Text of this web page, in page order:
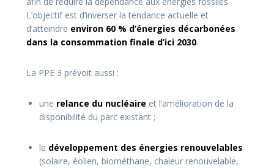
L’objectif est d’inverser la tendance actuelle et
d’atteindre environ 60 % d’énergies décarbonées
dans la consommation finale d’ici 2030.
La PPE 3 prévoit aussi :
une relance du nucléaire et l’amélioration de la
disponibilité du parc existant ;
le développement des énergies renouvelables
(solaire, éolien, biométhane, chaleur renouvelable,